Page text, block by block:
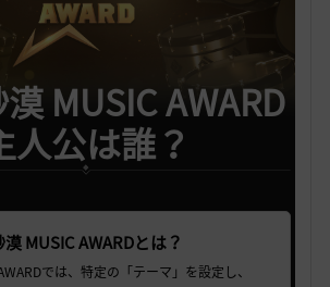
MUSIC AWARD
人公は誰？
漠 MUSIC AWARDとは？
では、特定の「テーマ」を設定し、